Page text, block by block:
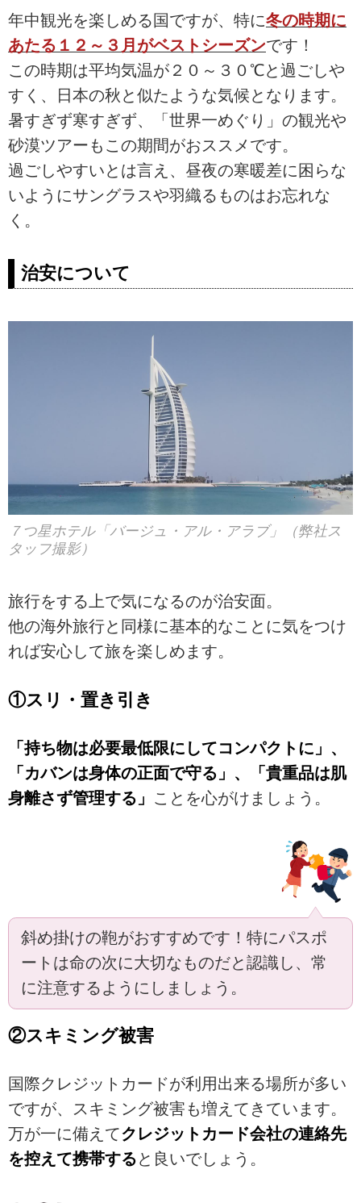
年中観光を楽しめる国ですが、特に冬の時期に
あたる１２～３月がベストシーズンです！
この時期は平均気温が２０～３０℃と過ごしや
すく、日本の秋と似たような気候となります。
暑すぎず寒すぎず、「世界一めぐり」の観光や
砂漠ツアーもこの期間がおススメです。
過ごしやすいとは言え、昼夜の寒暖差に困らな
いようにサングラスや羽織るものはお忘れな
く。
治安について
７つ星ホテル「バージュ・アル・アラブ」（弊社ス
タッフ撮影）
旅行をする上で気になるのが治安面。
他の海外旅行と同様に基本的なことに気をつけ
れば安心して旅を楽しめます。
①スリ・置き引き
「持ち物は必要最低限にしてコンパクトに」、
「カバンは身体の正面で守る」、「貴重品は肌
身離さず管理する」 ことを心がけましょう。
斜め掛けの鞄がおすすめです！特にパスポ
ートは命の次に大切なものだと認識し、常
に注意するようにしましょう。
②スキミング被害
国際クレジットカードが利用出来る場所が多い
ですが、スキミング被害も増えてきています。
万が一に備えてクレジットカード会社の連絡先
を控えて携帯すると良いでしょう。